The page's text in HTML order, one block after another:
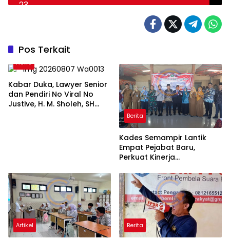
kabupaten Sidoarjo ke – 166 Kabupaten
Pos Terkait
News
Kabar Duka, Lawyer Senior
dan Pendiri No Viral No
Justive, H. M. Sholeh, SH
Berita
Kades Semampir Lantik
Empat Pejabat Baru,
Perkuat Kinerja
Penyegaran Organisasi
Artikel Berita